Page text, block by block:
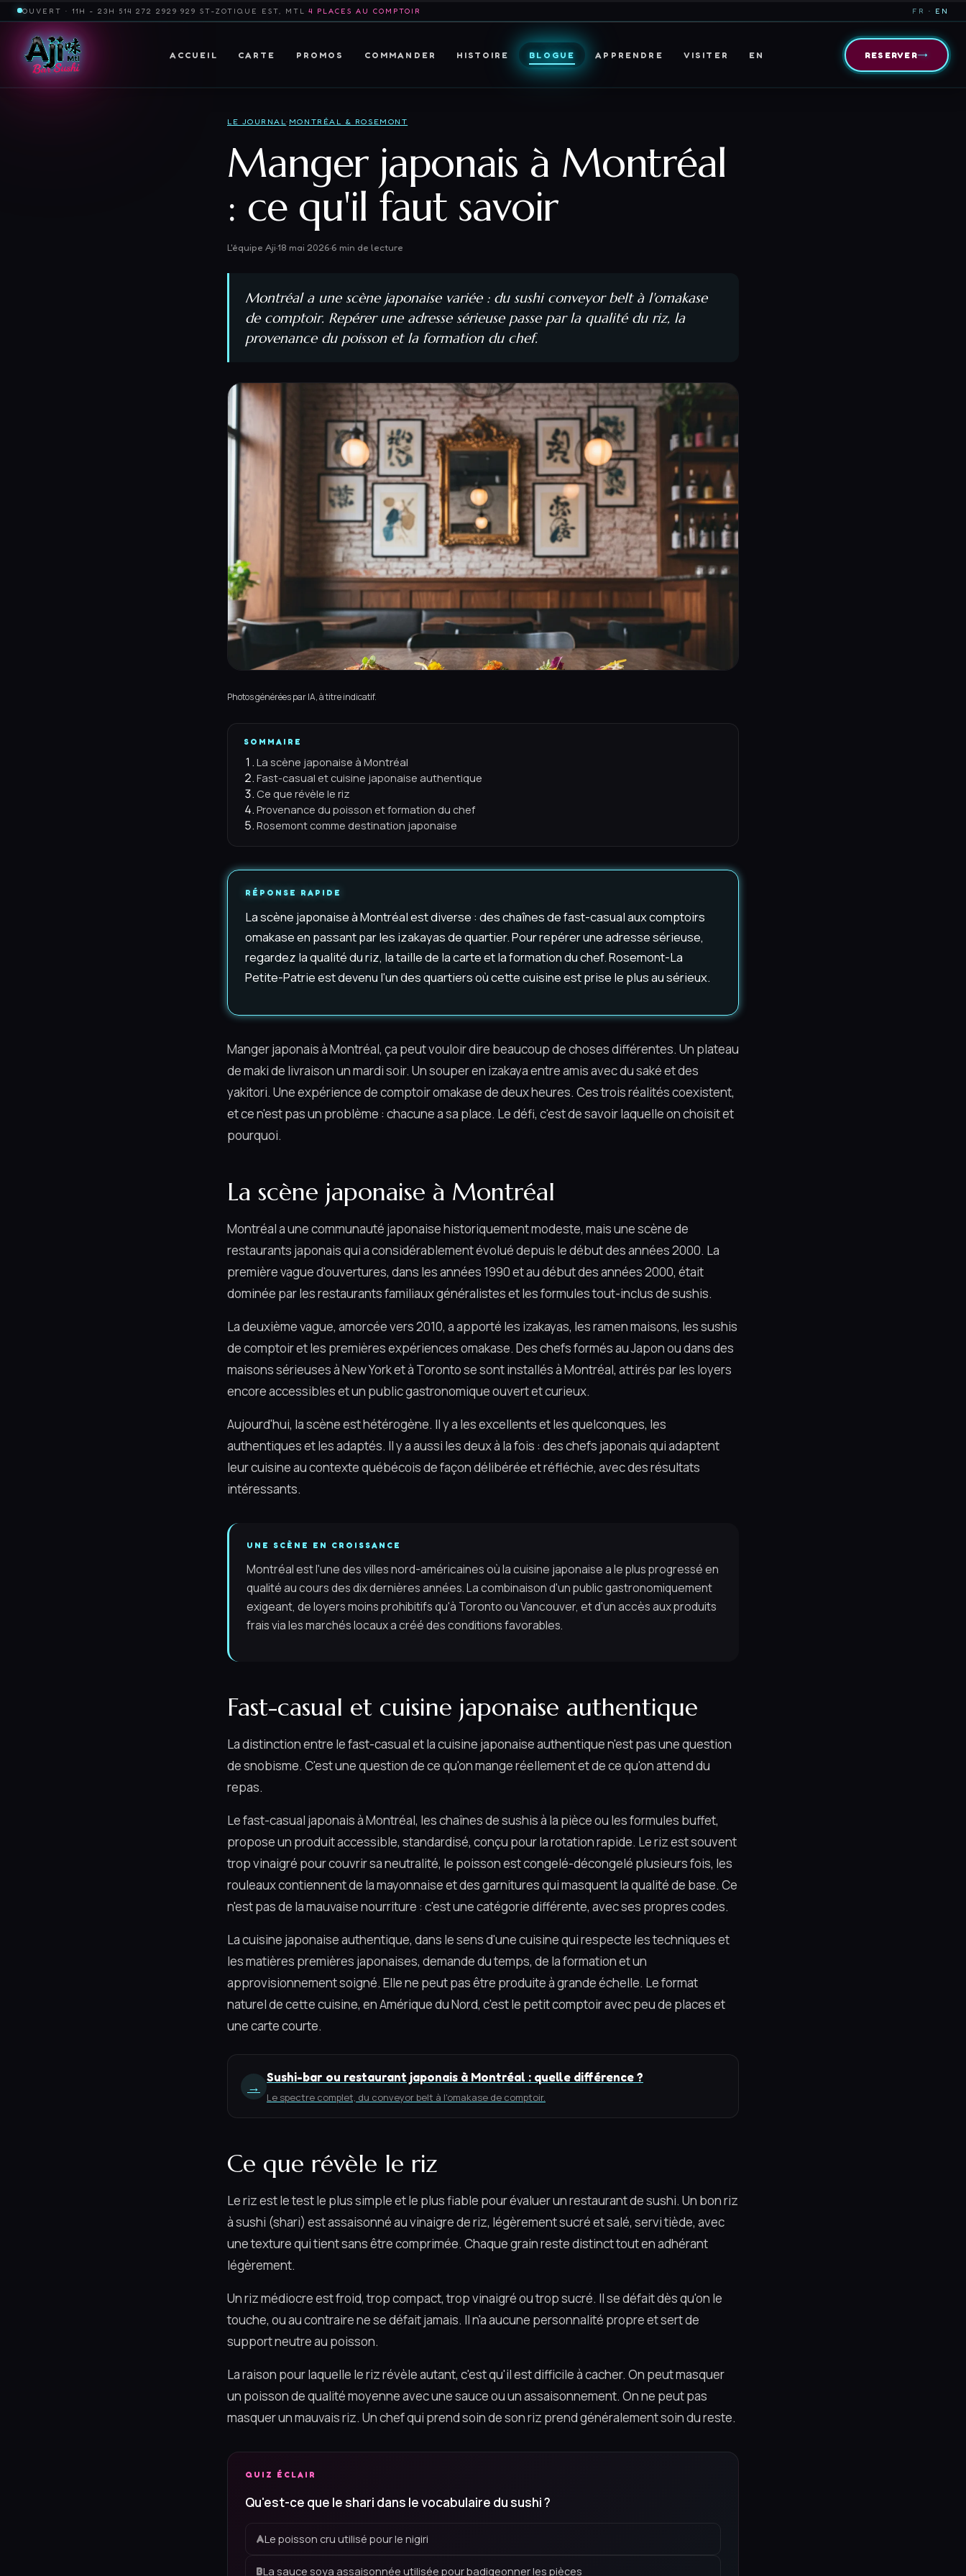
OUVERT · 11H - 23H 514 272 2929 929 ST-ZOTIQUE EST, MTL 4 PLACES AU COMPTOIR FR · EN
ACCUEIL CARTE PROMOS COMMANDER HISTOIRE BLOGUE APPRENDRE VISITER EN RESERVER→
LE JOURNAL· MONTRÉAL & ROSEMONT
Manger japonais à Montréal
: ce qu'il faut savoir
L'équipe Aji·18 mai 2026·6 min de lecture
Montréal a une scène japonaise variée : du sushi conveyor belt à l'omakase
de comptoir. Repérer une adresse sérieuse passe par la qualité du riz, la
provenance du poisson et la formation du chef.
Photos générées par IA, à titre indicatif.
SOMMAIRE
La scène japonaise à Montréal
Fast-casual et cuisine japonaise authentique
Ce que révèle le riz
Provenance du poisson et formation du chef
Rosemont comme destination japonaise
RÉPONSE RAPIDE
La scène japonaise à Montréal est diverse : des chaînes de fast-casual aux comptoirs
omakase en passant par les izakayas de quartier. Pour repérer une adresse sérieuse,
regardez la qualité du riz, la taille de la carte et la formation du chef. Rosemont-La
Petite-Patrie est devenu l'un des quartiers où cette cuisine est prise le plus au sérieux.
Manger japonais à Montréal, ça peut vouloir dire beaucoup de choses différentes. Un plateau
de maki de livraison un mardi soir. Un souper en izakaya entre amis avec du saké et des
yakitori. Une expérience de comptoir omakase de deux heures. Ces trois réalités coexistent,
et ce n'est pas un problème : chacune a sa place. Le défi, c'est de savoir laquelle on choisit et
pourquoi.
La scène japonaise à Montréal
Montréal a une communauté japonaise historiquement modeste, mais une scène de
restaurants japonais qui a considérablement évolué depuis le début des années 2000. La
première vague d'ouvertures, dans les années 1990 et au début des années 2000, était
dominée par les restaurants familiaux généralistes et les formules tout-inclus de sushis.
La deuxième vague, amorcée vers 2010, a apporté les izakayas, les ramen maisons, les sushis
de comptoir et les premières expériences omakase. Des chefs formés au Japon ou dans des
maisons sérieuses à New York et à Toronto se sont installés à Montréal, attirés par les loyers
encore accessibles et un public gastronomique ouvert et curieux.
Aujourd'hui, la scène est hétérogène. Il y a les excellents et les quelconques, les
authentiques et les adaptés. Il y a aussi les deux à la fois : des chefs japonais qui adaptent
leur cuisine au contexte québécois de façon délibérée et réfléchie, avec des résultats
intéressants.
UNE SCÈNE EN CROISSANCE
Montréal est l'une des villes nord-américaines où la cuisine japonaise a le plus progressé en
qualité au cours des dix dernières années. La combinaison d'un public gastronomiquement
exigeant, de loyers moins prohibitifs qu'à Toronto ou Vancouver, et d'un accès aux produits
frais via les marchés locaux a créé des conditions favorables.
Fast-casual et cuisine japonaise authentique
La distinction entre le fast-casual et la cuisine japonaise authentique n'est pas une question
de snobisme. C'est une question de ce qu'on mange réellement et de ce qu'on attend du
repas.
Le fast-casual japonais à Montréal, les chaînes de sushis à la pièce ou les formules buffet,
propose un produit accessible, standardisé, conçu pour la rotation rapide. Le riz est souvent
trop vinaigré pour couvrir sa neutralité, le poisson est congelé-décongelé plusieurs fois, les
rouleaux contiennent de la mayonnaise et des garnitures qui masquent la qualité de base. Ce
n'est pas de la mauvaise nourriture : c'est une catégorie différente, avec ses propres codes.
La cuisine japonaise authentique, dans le sens d'une cuisine qui respecte les techniques et
les matières premières japonaises, demande du temps, de la formation et un
approvisionnement soigné. Elle ne peut pas être produite à grande échelle. Le format
naturel de cette cuisine, en Amérique du Nord, c'est le petit comptoir avec peu de places et
une carte courte.
→
Sushi-bar ou restaurant japonais à Montréal : quelle différence ?
Le spectre complet, du conveyor belt à l'omakase de comptoir.
Ce que révèle le riz
Le riz est le test le plus simple et le plus fiable pour évaluer un restaurant de sushi. Un bon riz
à sushi (shari) est assaisonné au vinaigre de riz, légèrement sucré et salé, servi tiède, avec
une texture qui tient sans être comprimée. Chaque grain reste distinct tout en adhérant
légèrement.
Un riz médiocre est froid, trop compact, trop vinaigré ou trop sucré. Il se défait dès qu'on le
touche, ou au contraire ne se défait jamais. Il n'a aucune personnalité propre et sert de
support neutre au poisson.
La raison pour laquelle le riz révèle autant, c'est qu'il est difficile à cacher. On peut masquer
un poisson de qualité moyenne avec une sauce ou un assaisonnement. On ne peut pas
masquer un mauvais riz. Un chef qui prend soin de son riz prend généralement soin du reste.
QUIZ ÉCLAIR
Qu'est-ce que le shari dans le vocabulaire du sushi ?
ALe poisson cru utilisé pour le nigiri
BLa sauce soya assaisonnée utilisée pour badigeonner les pièces